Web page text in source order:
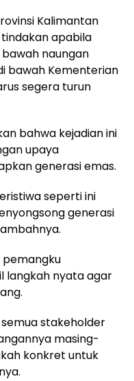
Kalimantan
apabila
naungan
bawah Kementerian
segera turun
bahwa kejadian ini
upaya
generasi emas.
seperti ini
generasi
pemangku
langkah nyata agar
semua stakeholder
masing-
konkret untuk